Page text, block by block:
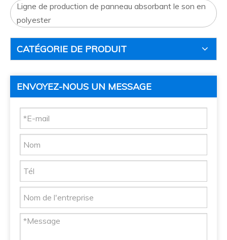
Ligne de production de panneau absorbant le son en
polyester
CATÉGORIE DE PRODUIT
ENVOYEZ-NOUS UN MESSAGE